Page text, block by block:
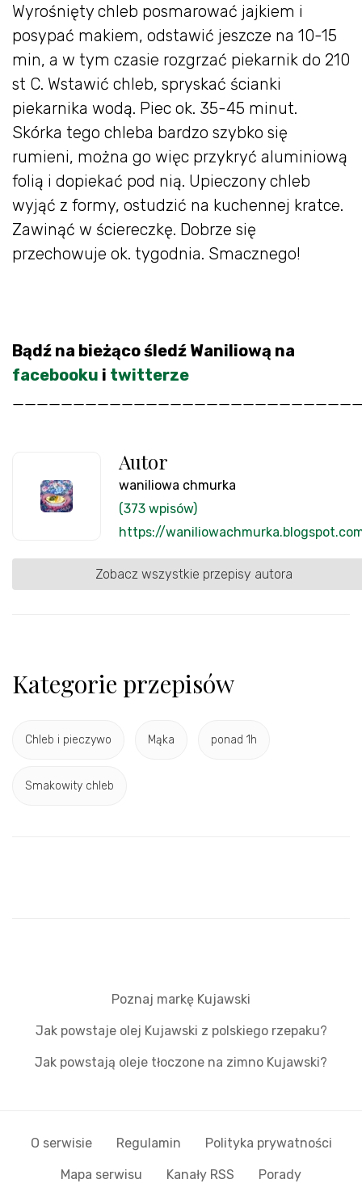
Wyrośnięty chleb posmarować jajkiem i
posypać makiem, odstawić jeszcze na 10-15
min, a w tym czasie rozgrzać piekarnik do 210
st C. Wstawić chleb, spryskać ścianki
piekarnika wodą. Piec ok. 35-45 minut.
Skórka tego chleba bardzo szybko się
rumieni, można go więc przykryć aluminiową
folią i dopiekać pod nią. Upieczony chleb
wyjąć z formy, ostudzić na kuchennej kratce.
Zawinąć w ściereczkę. Dobrze się
przechowuje ok. tygodnia. Smacznego!
Bądź na bieżąco śledź Waniliową na
facebooku i twitterze
Autor
waniliowa chmurka
(373 wpisów)
https://
Zobacz wszystkie przepisy autora
Kategorie przepisów
Chleb i pieczywo Mąka ponad 1h
Smakowity chleb
Poznaj markę Kujawski
Jak powstaje olej Kujawski z polskiego rzepaku?
Jak powstają oleje tłoczone na zimno Kujawski?
O serwisie Regulamin Polityka prywatności
Mapa serwisu Kanały RSS Porady